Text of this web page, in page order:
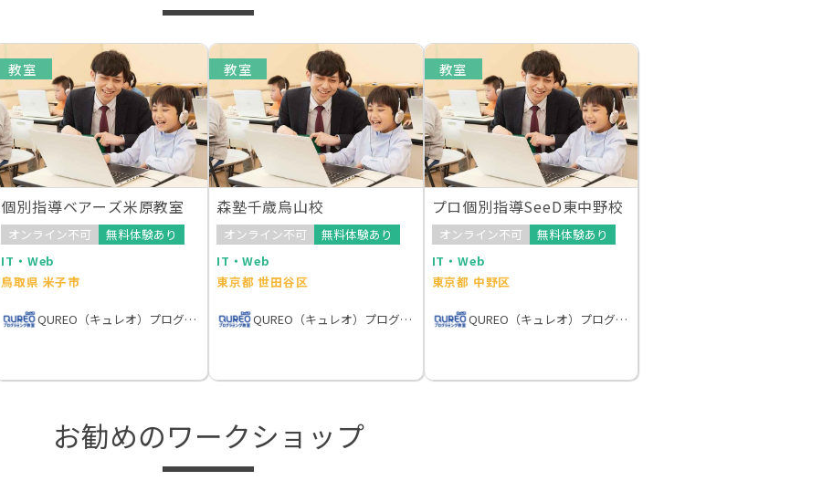
教室
個別指導ベアーズ米原教室
オンライン不可
無料体験あり
IT・Web
鳥取県 米子市
QUREO（キュレオ）プログラミング教室
教室
森塾千歳烏山校
オンライン不可
無料体験あり
IT・Web
東京都 世田谷区
QUREO（キュレオ）プログラミング教室
教室
プロ個別指導SeeD東中野校
オンライン不可
無料体験あり
IT・Web
東京都 中野区
QUREO（キュレオ）プログラミング教室
お勧めのワークショップ